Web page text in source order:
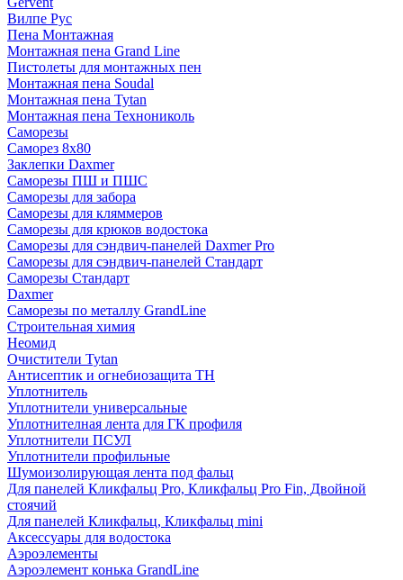
Вилпе Рус
Пена Монтажнaя
Монтажная пена Grand Linе
Пистолеты для монтажных пен
Монтажная пена Soudal
Монтажная пена Tytan
Монтажная пена Технониколь
Саморезы
Саморез 8х80
Заклепки Daxmer
Саморезы ПШ и ПШС
Саморезы для забора
Саморезы для кляммеров
Саморезы для крюков водостока
Саморезы для сэндвич-панелей Daxmer Pro
Саморезы для сэндвич-панелей Стандарт
Саморезы Стандарт
Daxmer
Саморезы по металлу GrandLine
Строительная химия
Неомид
Очистители Tytan
Антисептик и огнебиозащита ТН
Уплотнитель
Уплотнители универсальные
Уплотнителная лента для ГК профиля
Уплотнители ПСУЛ
Уплотнители профильные
Шумоизолирующая лента под фальц
Для панелей Кликфальц Pro, Кликфальц Pro Fin, Двойной
стоячий
Для панелей Кликфальц, Кликфальц mini
Аксессуары для водостока
Аэроэлементы
Аэроэлемент конька GrandLine